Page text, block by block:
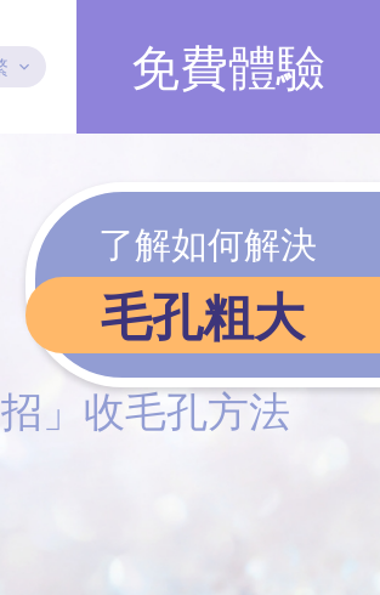
免費體驗
了解如何解決
毛孔粗大
」收毛孔方法